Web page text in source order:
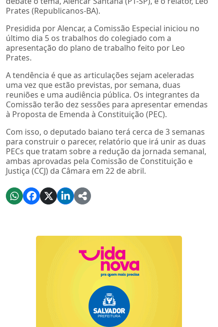
Prates (Republicanos-BA).
Presidida por Alencar, a Comissão Especial iniciou no
último dia 5 os trabalhos do colegiado com a
apresentação do plano de trabalho feito por Leo
Prates.
A tendência é que as articulações sejam aceleradas
uma vez que estão previstas, por semana, duas
reuniões e uma audiência pública. Os integrantes da
Comissão terão dez sessões para apresentar emendas
à Proposta de Emenda à Constituição (PEC).
Com isso, o deputado baiano terá cerca de 3 semanas
para construir o parecer, relatório que irá unir as duas
PECs que tratam sobre a redução da jornada semanal,
ambas aprovadas pela Comissão de Constituição e
Justiça (CCJ) da Câmara em 22 de abril.